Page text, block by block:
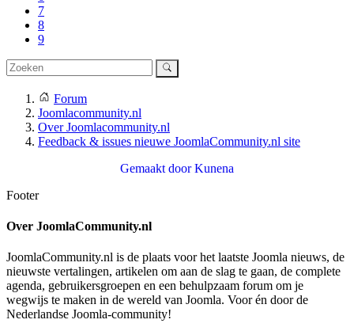
7
8
9
Forum
Joomlacommunity.nl
Over Joomlacommunity.nl
Feedback & issues nieuwe JoomlaCommunity.nl site
Gemaakt doorKunena
Footer
Over JoomlaCommunity.nl
JoomlaCommunity.nl is de plaats voor het laatste Joomla nieuws, de
nieuwste vertalingen, artikelen om aan de slag te gaan, de complete
agenda, gebruikersgroepen en een behulpzaam forum om je
wegwijs te maken in de wereld van Joomla. Voor én door de
Nederlandse Joomla-community!